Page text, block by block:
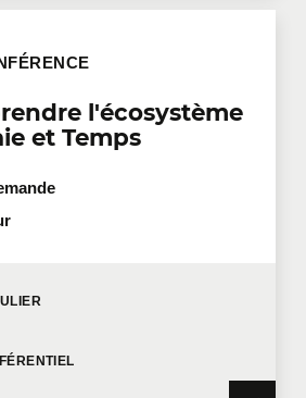
l'écosystème
et Temps